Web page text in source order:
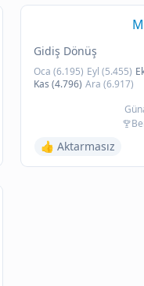
Gidiş Dönüş
Oca (6.195) Eyl (5.455)
Kas (4.796) Ara (6.917)
👍 Aktarmasız